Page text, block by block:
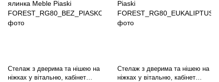
Стелаж з дверима та нішею на
ніжках у вітальню, кабінет
Стелаж з дверима та нішею на
ніжках у вітальню, кабінет